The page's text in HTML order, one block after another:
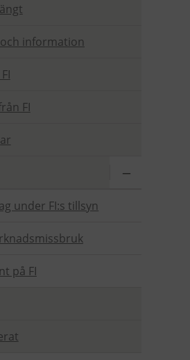
information
FI
under FI:s tillsyn
på FI